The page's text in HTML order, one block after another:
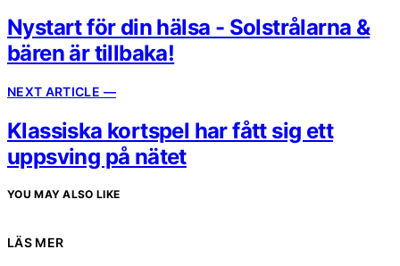
Nystart för din hälsa - Solstrålarna &
bären är tillbaka!
NEXT ARTICLE —
Klassiska kortspel har fått sig ett
uppsving på nätet
YOU MAY ALSO LIKE
LÄS MER